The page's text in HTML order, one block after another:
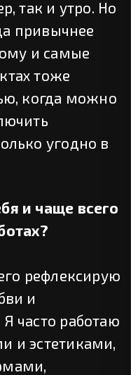
так и утро. Но
привычнее
и самые
тоже
когда можно
угодно в
и чаще всего
рефлексирую
и
часто работаю
и эстетиками,